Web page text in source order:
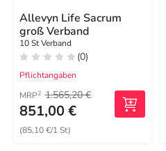
Allevyn Life Sacrum
groß Verband
10 St Verband
(0)
Pflichtangaben
MRP2 1.565,20 €
851,00 €
(85,10 €/1 St)